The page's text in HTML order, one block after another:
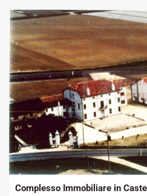
Tipo contratto:
Vendita
Complesso Immobiliare in